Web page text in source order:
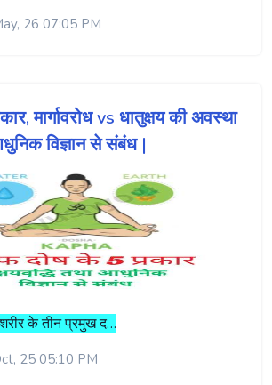
26 07:05 PM
मार्गावरोध vs धातुक्षय की अवस्था
विज्ञान से संबंध |
के तीन प्रमुख द…
25 05:10 PM